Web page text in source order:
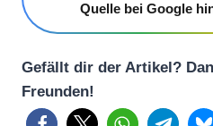
Quelle bei Google
Gefällt dir der Artikel?
Freunden!